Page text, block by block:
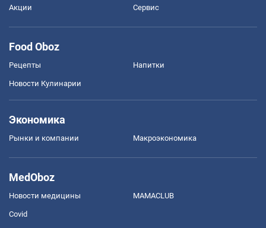
Акции Сервис
Food Oboz
Рецепты Напитки
Новости Кулинарии
Экономика
Рынки и компании Mакроэкономика
MedOboz
Новости медицины MAMACLUB
Covid